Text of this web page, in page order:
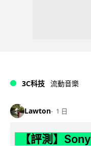
3C科技 流動音樂
Lawton 1 日
【評測】